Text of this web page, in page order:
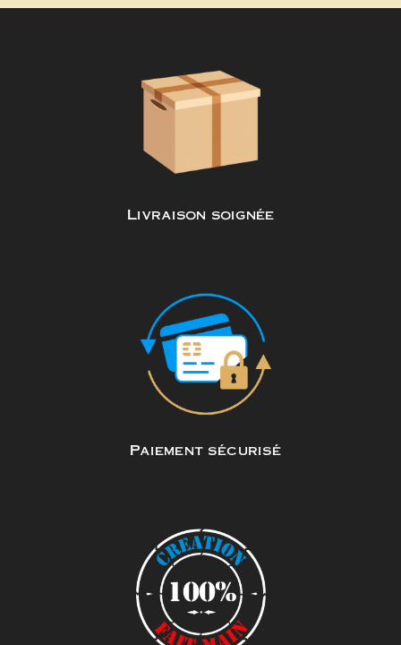
Livraison soignée
Paiement sécurisé